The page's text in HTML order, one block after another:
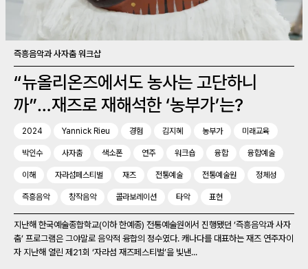
즉흥음악과 사자춤 워크샵
“뉴올리온즈에서도 농사는 고단하니
까”…재즈로 재해석한 ‘농부가’는?
2024 Yannick Rieu 경험 김지혜 농부가 미래교육
박인수 사자춤 색소폰 연주 워크숍 융합 융합예술
이해 자라섬페스티벌 재즈 전통예술 전통예술원 정체성
즉흥음악 창작음악 콜라보레이션 타악 표현
지난해 한국예술종합학교(이하 한예종) 전통예술원에서 진행됐던 ‘즉흥음악과 사자
춤’ 프로그램은 그야말로 음악적 융합의 정수였다. 캐나다를 대표하는 재즈 연주자이
자 지난해 열린 제21회 ‘자라섬 재즈페스티벌’을 빛낸...